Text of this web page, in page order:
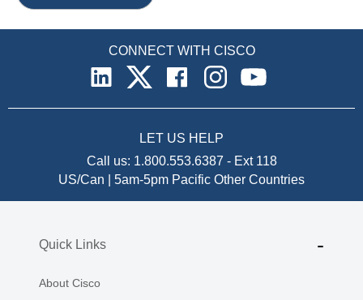
CONNECT WITH CISCO
LET US HELP
Call us: 1.800.553.6387 - Ext 118
US/Can | 5am-5pm Pacific Other Countries